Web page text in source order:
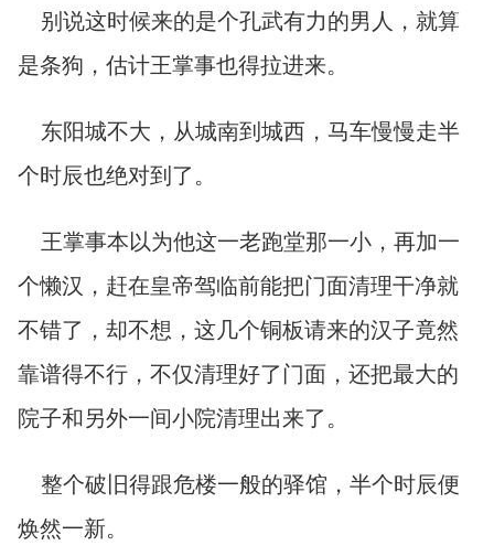
别说这时候来的是个孔武有力的男人，就算
是条狗，估计王掌事也得拉进来。
东阳城不大，从城南到城西，马车慢慢走半
个时辰也绝对到了。
王掌事本以为他这一老跑堂那一小，再加一
个懒汉，赶在皇帝驾临前能把门面清理干净就
不错了，却不想，这几个铜板请来的汉子竟然
靠谱得不行，不仅清理好了门面，还把最大的
院子和另外一间小院清理出来了。
整个破旧得跟危楼一般的驿馆，半个时辰便
焕然一新。